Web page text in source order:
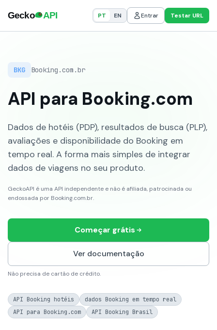
PT EN Entrar Testar URL
BKG Booking.com.br
API para Booking.com
Dados de hotéis (PDP), resultados de busca (PLP),
avaliações e disponibilidade do Booking em
tempo real. A forma mais simples de integrar
dados de viagens no seu produto.
GeckoAPI é uma API independente e não é afiliada, patrocinada ou
endossada por Booking.com.br.
Começar grátis
Ver documentação
Não precisa de cartão de crédito.
API Booking hotéis
dados Booking em tempo real
API para Booking.com
API Booking Brasil